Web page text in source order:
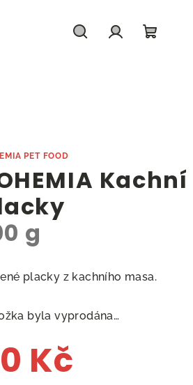
PET FOOD
Kachní
g
placky z kachního masa.
byla vyprodána…
Kč